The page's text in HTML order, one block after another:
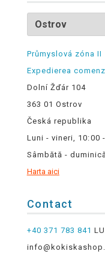
Průmyslová zóna
Expedierea
Dolní Žďár 104
363 01 Ostrov
Česká republika
Luni - vineri, 10:00
Sâmbătă -
Harta aici
Contact
+40 371 783 841